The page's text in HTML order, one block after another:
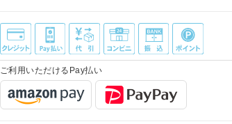
ご利用いただけるPay払い